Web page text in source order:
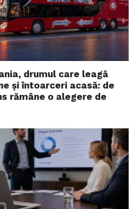
drumul care leagă
și întoarceri acasă: de
rămâne o alegere de